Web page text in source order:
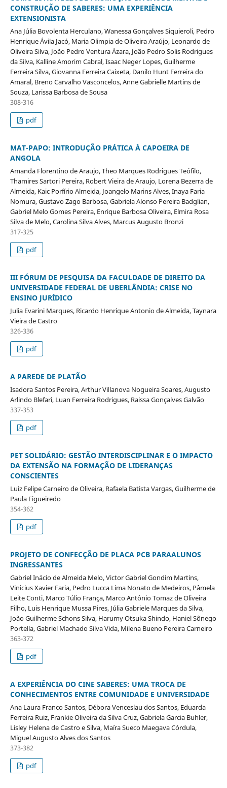
CONSTRUÇÃO DE SABERES: UMA EXPERIÊNCIA
EXTENSIONISTA
Ana Júlia Bovolenta Herculano, Wanessa Gonçalves Siquieroli, Pedro
Henrique Ávila Jacó, Maria Olimpia de Oliveira Araújo, Leonardo de
Oliveira Silva, João Pedro Ventura Ázara, João Pedro Solis Rodrigues
da Silva, Kalline Amorim Cabral, Isaac Neger Lopes, Guilherme
Ferreira Silva, Giovanna Ferreira Caixeta, Danilo Hunt Ferreira do
Amaral, Breno Carvalho Vasconcelos, Anne Gabrielle Martins de
Souza, Larissa Barbosa de Sousa
308-316
pdf
MAT-PAPO: INTRODUÇÃO PRÁTICA À CAPOEIRA DE
ANGOLA
Amanda Florentino de Araujo, Theo Marques Rodrigues Teófilo,
Thamires Sartori Pereira, Robert Vieira de Araujo, Lorena Bezerra de
Almeida, Kaic Porfírio Almeida, Joangelo Marins Alves, Inaya Faria
Nomura, Gustavo Zago Barbosa, Gabriela Alonso Pereira Badglian,
Gabriel Melo Gomes Pereira, Enrique Barbosa Oliveira, Elmira Rosa
Silva de Melo, Carolina Silva Alves, Marcus Augusto Bronzi
317-325
pdf
III FÓRUM DE PESQUISA DA FACULDADE DE DIREITO DA
UNIVERSIDADE FEDERAL DE UBERLÂNDIA: CRISE NO
ENSINO JURÍDICO
Julia Evarini Marques, Ricardo Henrique Antonio de Almeida, Taynara
Vieira de Castro
326-336
pdf
A PAREDE DE PLATÃO
Isadora Santos Pereira, Arthur Villanova Nogueira Soares, Augusto
Arlindo Blefari, Luan Ferreira Rodrigues, Raissa Gonçalves Galvão
337-353
pdf
PET SOLIDÁRIO: GESTÃO INTERDISCIPLINAR E O IMPACTO
DA EXTENSÃO NA FORMAÇÃO DE LIDERANÇAS
CONSCIENTES
Luiz Felipe Carneiro de Oliveira, Rafaela Batista Vargas, Guilherme de
Paula Figueiredo
354-362
pdf
PROJETO DE CONFECÇÃO DE PLACA PCB PARAALUNOS
INGRESSANTES
Gabriel Inácio de Almeida Melo, Victor Gabriel Gondim Martins,
Vinicius Xavier Faria, Pedro Lucca Lima Nonato de Medeiros, Pâmela
Leite Conti, Marco Túlio França, Marco Antônio Tomaz de Oliveira
Filho, Luis Henrique Mussa Pires, Júlia Gabriele Marques da Silva,
João Guilherme Schons Silva, Harumy Otsuka Shindo, Haniel Sônego
Portella, Gabriel Machado Silva Vida, Milena Bueno Pereira Carneiro
363-372
pdf
A EXPERIÊNCIA DO CINE SABERES: UMA TROCA DE
CONHECIMENTOS ENTRE COMUNIDADE E UNIVERSIDADE
Ana Laura Franco Santos, Débora Venceslau dos Santos, Eduarda
Ferreira Ruiz, Frankie Oliveira da Silva Cruz, Gabriela Garcia Buhler,
Lisley Helena de Castro e Silva, Maíra Sueco Maegava Córdula,
Miguel Augusto Alves dos Santos
373-382
pdf